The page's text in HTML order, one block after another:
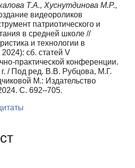
Т.А., Хуснутдинова М.Р.,
видеороликов
патриотического и
в средней школе //
и технологии в
сб. статей V
практической конференции.
/ Под ред. В.В. Рубцова, М.Г.
М.: Издательство
С. 692–705.